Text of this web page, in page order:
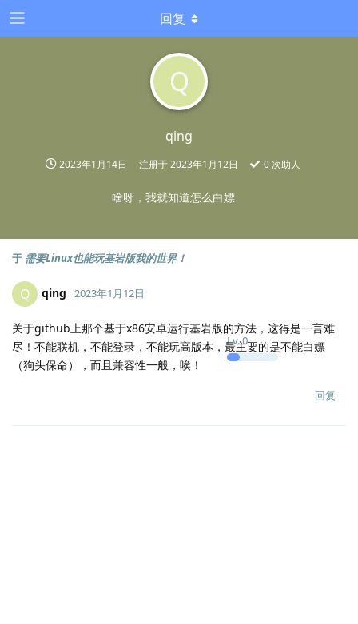
Q
qing
2023年1月14日 注册于2023年1月12日 0 次助人
啥呀，我就知道怎么白嫖
回复
于 需要Linux也能玩基岩版我的世界！
Q qing
Lv.0
2023年1月12日
关于github上那个基于x86安卓运行基岩版的方法，这得是一言难
尽！不能联机，不能登录，不能玩高版本，最主要的是不能白嫖
（狗头保命），而且兼容性一般，唉！
回复